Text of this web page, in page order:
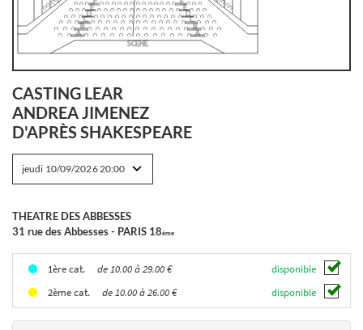
Andrea Jimenez
D'après Shakespeare
THEATRE DES ABBESSES
31 rue des Abbesses - PARIS 18ème
Placement numéroté
CASTING LEAR
ANDREA JIMENEZ
D'APRÈS SHAKESPEARE
THEATRE DES ABBESSES
31 rue des Abbesses - PARIS 18ème
1ère cat. de 10.00 à 29.00 €
disponible
2ème cat.
de 10.00 à 26.00 € disponible